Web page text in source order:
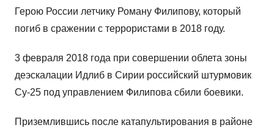
Герою России летчику Роману Филипову, который
погиб в сражении с террористами в 2018 году.
3 февраля 2018 года при совершении облета зоны
деэскалации Идлиб в Сирии российский штурмовик
Су-25 под управлением Филипова сбили боевики.
Приземлившись после катапультирования в районе